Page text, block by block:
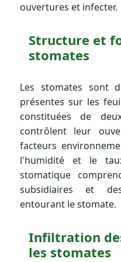
ouvertures et infecter.
Structure et
stomates
Les stomates sont
présentes sur les
constituées de
contrôlent leur
facteurs
l'humidité et le
stomatique
subsidiaires et
entourant le stomate.
Infiltration
les stomates